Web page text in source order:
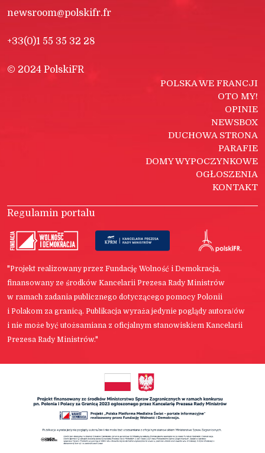
newsroom@polskifr.fr
+33(0)1 55 35 32 28
© 2024 PolskiFR
POLSKA WE FRANCJI
OTO MY!
OPINIE
NEWSBOX
DUCHOWA STRONA
PARAFIE
DOMY WYPOCZYNKOWE
OGŁOSZENIA
KONTAKT
Regulamin portalu
"Projekt realizowany przez Fundację Wolność i Demokracja,
finansowany ze środków Kancelarii Prezesa Rady Ministrów
w ramach zadania publicznego dotyczącego pomocy Polonii
i Polakom za granicą. Publikacja wyraża jedynie poglądy autora/ów
i nie może być utożsamiana z oficjalnym stanowiskiem Kancelarii
Prezesa Rady Ministrów."